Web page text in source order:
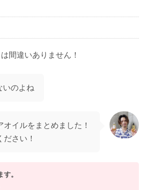
間違いありません！
いのよね
イルをまとめました！
さい！
。